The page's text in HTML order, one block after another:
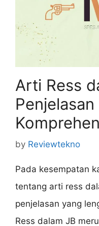
Arti Ress
by Reviewtekno
Pada kesempatan
tentang arti ress
penjelasan yang
Ress dalam JB